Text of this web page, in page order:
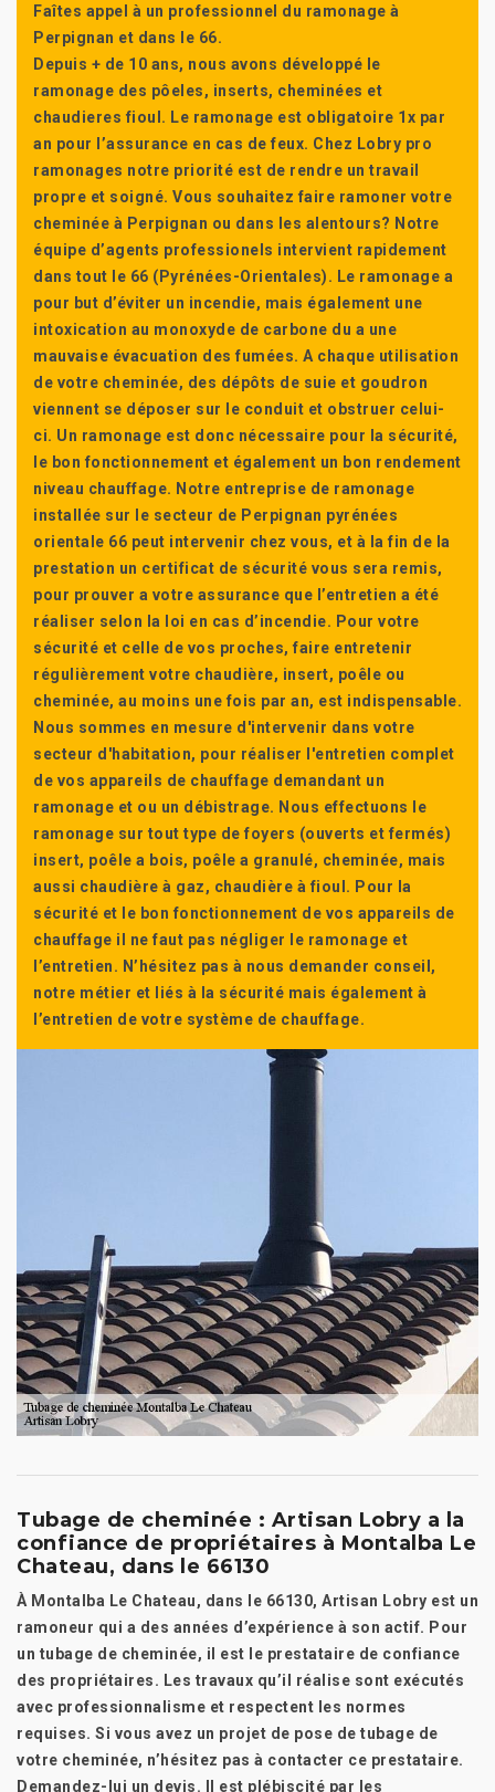
Faîtes appel à un professionnel du ramonage à
Perpignan et dans le 66.
Depuis + de 10 ans, nous avons développé le
ramonage des pôeles, inserts, cheminées et
chaudieres fioul. Le ramonage est obligatoire 1x par
an pour l’assurance en cas de feux. Chez Lobry pro
ramonages notre priorité est de rendre un travail
propre et soigné. Vous souhaitez faire ramoner votre
cheminée à Perpignan ou dans les alentours? Notre
équipe d’agents professionels intervient rapidement
dans tout le 66 (Pyrénées-Orientales). Le ramonage a
pour but d’éviter un incendie, mais également une
intoxication au monoxyde de carbone du a une
mauvaise évacuation des fumées. A chaque utilisation
de votre cheminée, des dépôts de suie et goudron
viennent se déposer sur le conduit et obstruer celui-
ci. Un ramonage est donc nécessaire pour la sécurité,
le bon fonctionnement et également un bon rendement
niveau chauffage. Notre entreprise de ramonage
installée sur le secteur de Perpignan pyrénées
orientale 66 peut intervenir chez vous, et à la fin de la
prestation un certificat de sécurité vous sera remis,
pour prouver a votre assurance que l’entretien a été
réaliser selon la loi en cas d’incendie. Pour votre
sécurité et celle de vos proches, faire entretenir
régulièrement votre chaudière, insert, poêle ou
cheminée, au moins une fois par an, est indispensable.
Nous sommes en mesure d'intervenir dans votre
secteur d'habitation, pour réaliser l'entretien complet
de vos appareils de chauffage demandant un
ramonage et ou un débistrage. Nous effectuons le
ramonage sur tout type de foyers (ouverts et fermés)
insert, poêle a bois, poêle a granulé, cheminée, mais
aussi chaudière à gaz, chaudière à fioul. Pour la
sécurité et le bon fonctionnement de vos appareils de
chauffage il ne faut pas négliger le ramonage et
l’entretien. N’hésitez pas à nous demander conseil,
notre métier et liés à la sécurité mais également à
l’entretien de votre système de chauffage.
Tubage de cheminée : Artisan Lobry a la
confiance de propriétaires à Montalba Le
Chateau, dans le 66130
À Montalba Le Chateau, dans le 66130, Artisan Lobry est un
ramoneur qui a des années d’expérience à son actif. Pour
un tubage de cheminée, il est le prestataire de confiance
des propriétaires. Les travaux qu’il réalise sont exécutés
avec professionnalisme et respectent les normes
requises. Si vous avez un projet de pose de tubage de
votre cheminée, n’hésitez pas à contacter ce prestataire.
Demandez-lui un devis. Il est plébiscité par les